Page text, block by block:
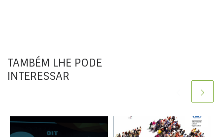
TAMBÉM LHE PODE
INTERESSAR